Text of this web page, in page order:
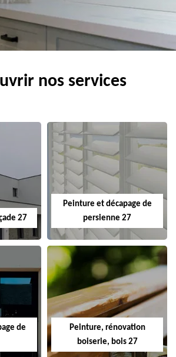
nos services
27
Peinture et décapage de
persienne 27
de
Peinture, rénovation
boiserie, bois 27